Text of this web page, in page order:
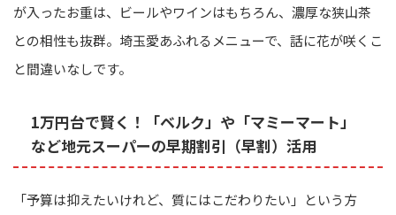
が入ったお重は、ビールやワインはもちろん、濃厚な狭山茶
との相性も抜群。埼玉愛あふれるメニューで、話に花が咲くこ
と間違いなしです。
1万円台で賢く！「ベルク」や「マミーマート」
など地元スーパーの早期割引（早割）活用
「予算は抑えたいけれど、質にはこだわりたい」という方